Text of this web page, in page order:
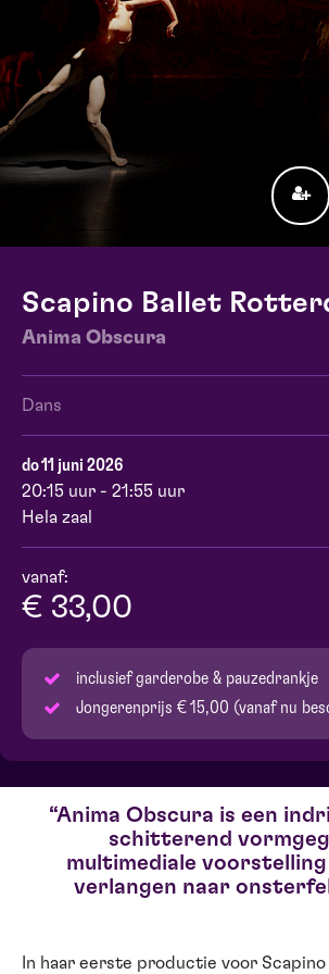
Scapino Ballet
Anima Obscura
Dans
do 11 juni 2026
20:15 uur - 21:55 uur
Hela zaal
vanaf:
€ 33,00
inclusief garderobe & pauzedrankje
Jongerenprijs € 15,00 (vanaf nu
Anima Obscura is een
schitterend
multimediale
verlangen naar
In haar eerste productie voor